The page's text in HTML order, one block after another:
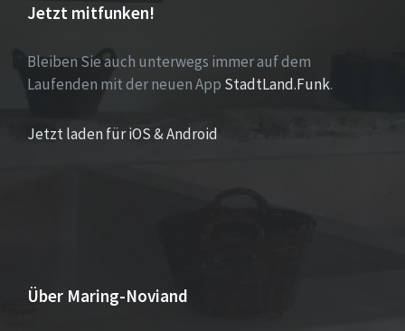
Jetzt mitfunken!
Bleiben Sie auch unterwegs immer auf dem
Laufenden mit der neuen App StadtLand.Funk.
Jetzt laden für iOS & Android
Über Maring-Noviand